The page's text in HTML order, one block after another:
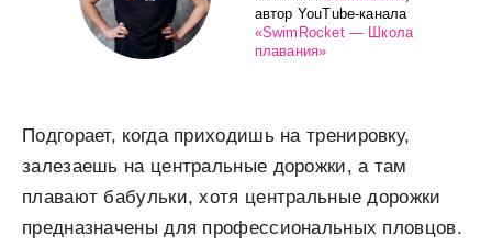
автор YouTube-канала
«SwimRocket — Школа
плавания»
Подгорает, когда приходишь на тренировку,
залезаешь на центральные дорожки, а там
плавают бабульки, хотя центральные дорожки
предназначены для профессиональных пловцов.